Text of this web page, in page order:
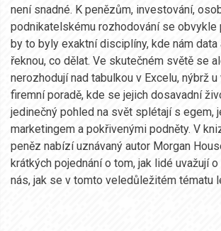
není snadné. K penězům, investování,
podnikatelskému rozhodování se obvykle
by to byly exaktní disciplíny, kde nám
řeknou, co dělat. Ve skutečném světě se
nerozhodují nad tabulkou v Excelu, nýbrž
firemní poradě, kde se jejich dosavadní
jedinečný pohled na svět splétají s egem,
marketingem a pokřivenými podněty. V
peněz nabízí uznávaný autor Morgan
krátkých pojednání o tom, jak lidé uvažují
nás, jak se v tomto veledůležitém tématu